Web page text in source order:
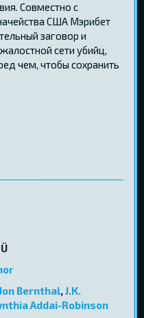
Совместно с
США Мэрибет
заговор и
сети убийц,
чем, чтобы сохранить
Bernthal,J.K.
Addai-Robinson